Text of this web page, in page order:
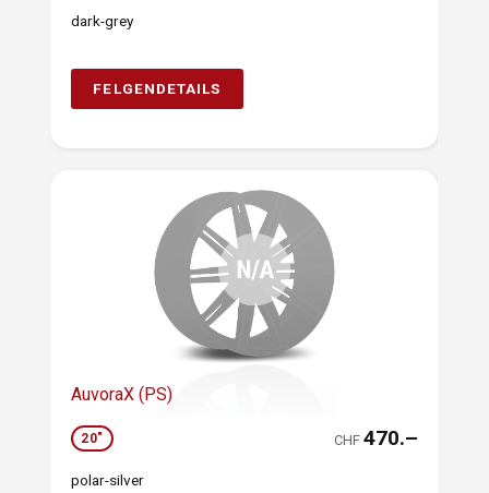
dark-grey
FELGENDETAILS
AuvoraX (PS)
20" CHF 470.–
polar-silver